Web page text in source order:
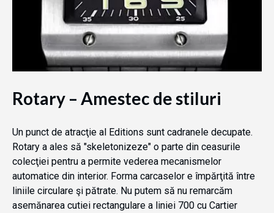
Rotary – Amestec de stiluri
Un punct de atracţie al Editions sunt cadranele decupate.
Rotary a ales să "skeletonizeze" o parte din ceasurile
colecţiei pentru a permite vederea mecanismelor
automatice din interior. Forma carcaselor e împărţită între
liniile circulare şi pătrate. Nu putem să nu remarcăm
asemănarea cutiei rectangulare a liniei 700 cu Cartier